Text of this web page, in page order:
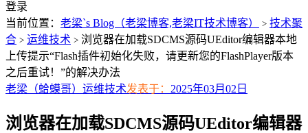
登录
当前位置： 老梁`s Blog（老梁博客,老梁IT技术博客） > 技术聚
合 > 运维技术 > 浏览器在加载SDCMS源码UEditor编辑器本地
上传提示“Flash插件初始化失败，请更新您的FlashPlayer版本
之后重试！”的解决办法
老梁（蛤蟆哥） 运维技术发表于： 2025年03月02日
浏览器在加载SDCMS源码UEditor编辑器